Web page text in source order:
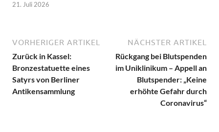
21. Juli 2026
VORHERIGER ARTIKEL
Zurück in Kassel:
Bronzestatuette eines
Satyrs von Berliner
Antikensammlung
NÄCHSTER ARTIKEL
Rückgang bei Blutspenden
im Uniklinikum – Appell an
Blutspender: „Keine
erhöhte Gefahr durch
Coronavirus“